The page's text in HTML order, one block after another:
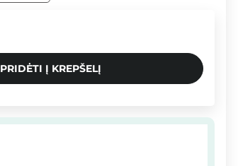
PRIDĖTI Į KREPŠELĮ